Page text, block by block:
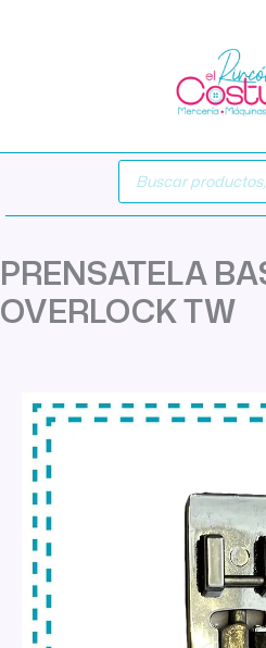
Búsqueda
productos
PRENSATELA
OVERLOCK TW